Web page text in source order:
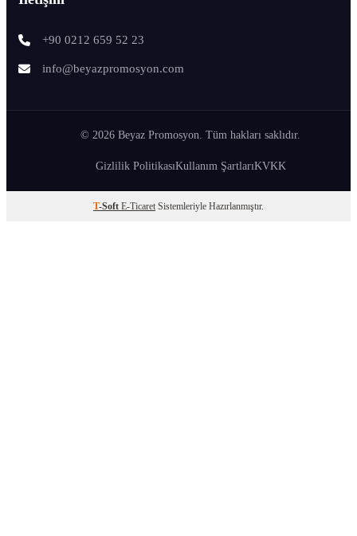
+90 0212 659 52 23
info@beyazpromosyon.com
© 2026 Beyaz Promosyon. Tüm hakları saklıdır.
Gizlilik PolitikasıKullanım ŞartlarıKVKK
T-Soft E-Ticaret Sistemleriyle Hazırlanmıştır.